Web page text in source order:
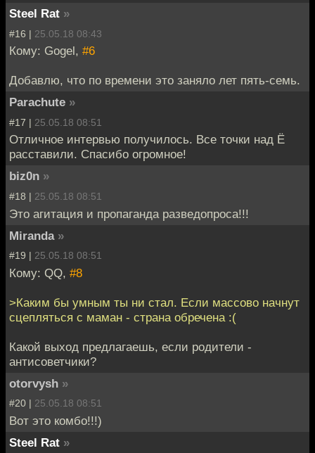
Steel Rat »
#16 | 25.05.18 08:43
Кому: Gogel, #6
Добавлю, что по времени это заняло лет пять-семь.
Parachute »
#17 | 25.05.18 08:51
Отличное интервью получилось. Все точки над Ё
расставили. Спасибо огромное!
biz0n »
#18 | 25.05.18 08:51
Это агитация и пропаганда разведопроса!!!
Miranda »
#19 | 25.05.18 08:51
Кому: QQ, #8
>Каким бы умным ты ни стал. Если массово начнут
сцепляться с маман - страна обречена :(
Какой выход предлагаешь, если родители -
антисоветчики?
otorvysh »
#20 | 25.05.18 08:51
Вот это комбо!!!)
Steel Rat »